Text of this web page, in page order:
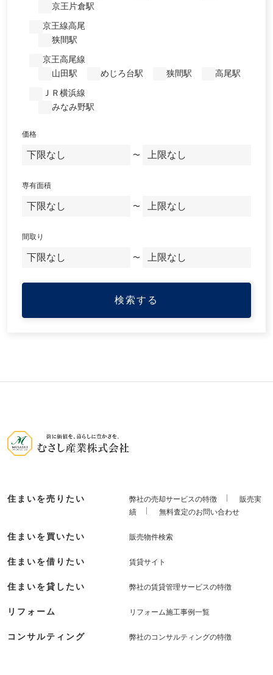
京王片倉駅
京王線高尾
狭間駅
京王高尾線
山田駅
めじろ台駅 狭間駅 高尾駅
ＪＲ横浜線
みなみ野駅
価格
〜
専有面積
〜
間取り
〜
住まいを売りたい 弊社の売却サービスの特徴
販売実
績
無料査定のお問い合わせ
住まいを買いたい 販売物件検索
住まいを借りたい 賃貸サイト
住まいを貸したい 弊社の賃貸管理サービスの特徴
リフォーム リフォーム施工事例一覧
コンサルティング 弊社のコンサルティングの特徴